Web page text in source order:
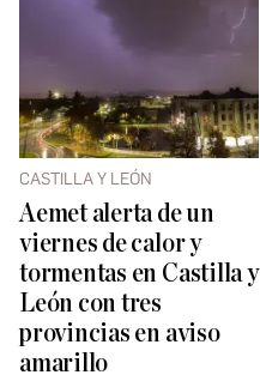
CASTILLA Y LEÓN
Aemet alerta de un
viernes de calor y
tormentas en Castilla y
León con tres
provincias en aviso
amarillo